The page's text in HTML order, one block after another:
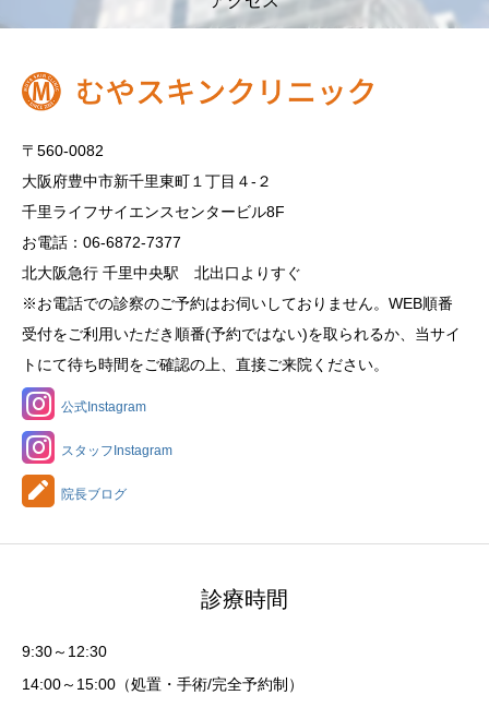
〒560-0082
大阪府豊中市新千里東町１丁目４‐２
千里ライフサイエンスセンタービル8F
お電話：06-6872-7377
北大阪急行 千里中央駅 北出口よりすぐ
※お電話での診察のご予約はお伺いしておりません。WEB順番
受付をご利用いただき順番(予約ではない)を取られるか、当サイ
トにて待ち時間をご確認の上、直接ご来院ください。
公式Instagram
スタッフInstagram
院長ブログ
診療時間
9:30～12:30
14:00～15:00（処置・手術/完全予約制）